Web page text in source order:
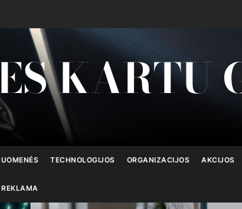
KARTU
TECHNOLOGIJOS ORGANIZACIJOS AKCIJOS
REKLAMA